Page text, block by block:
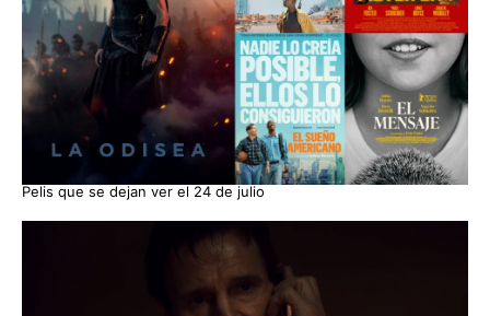
Pelis que se dejan ver el 24 de julio